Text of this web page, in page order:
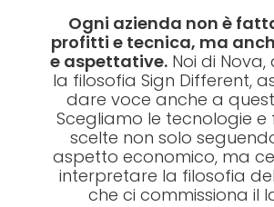
Ogni azienda non è
profitti e tecnica, ma
e aspettative. Noi di
la filosofia Sign Different,
dare voce anche a
Scegliamo le tecnologie
scelte non solo
aspetto economico, ma
interpretare la filosofia
che ci commissiona il